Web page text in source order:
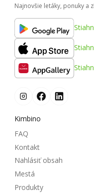
Najnovšie letáky, ponuky a
Kimbino
FAQ
Kontakt
Nahlásiť obsah
Mestá
Produkty